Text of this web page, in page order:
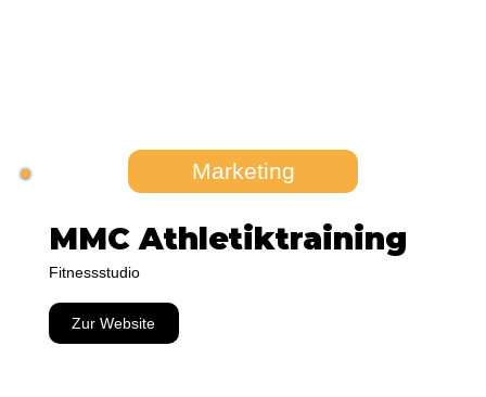
MMC Athletiktraining
Fitnessstudio
Zur Website
Marketing